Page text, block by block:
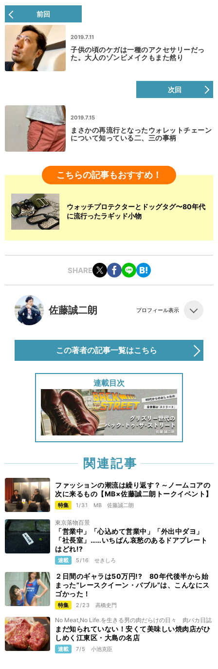
前回
2019.7.11
子供の頃のケガは一種のアクセサリーだっ
た。大人のゾンビメイクもまた然り
次回
2019.7.15
まさかの再流行となったウォレットチェーン
について知っている二、三の事柄
こちらの記事もおすすめ！
ウォッチプロテクターとドッグタグ〜80年代
に流行ったラギッド小物
SHARE
佐藤誠二朗 プロフィール表示
この著者の記事一覧はこちら
連載目次
関連記事
ファッションの潮流は繰り返す？～ノームコアの
次に来るもの【MB×佐藤誠二朗トークイベント】
特集 1/31 MB 佐藤誠二朗
東京落物百景
「営業中」「心込めて営業中」「外出中ダヨ」
「社長室」……いちばん哀愁のあるドアプレート
はどれ!?
連載 5/16 せきしろ
２日間のギャラは50万円!? 80年代後半から始
まった”レースクイーン・バブル”は、こんなにス
ゴかった！
特集 2/23 高橋史門
No Meat,No Life.を生きる男の肉だらけの日々 肉バカ日誌
まだ知られていない！安くて美味しい焼肉店がひ
しめく江東区・大島の名店
連載 7/5 小池克臣